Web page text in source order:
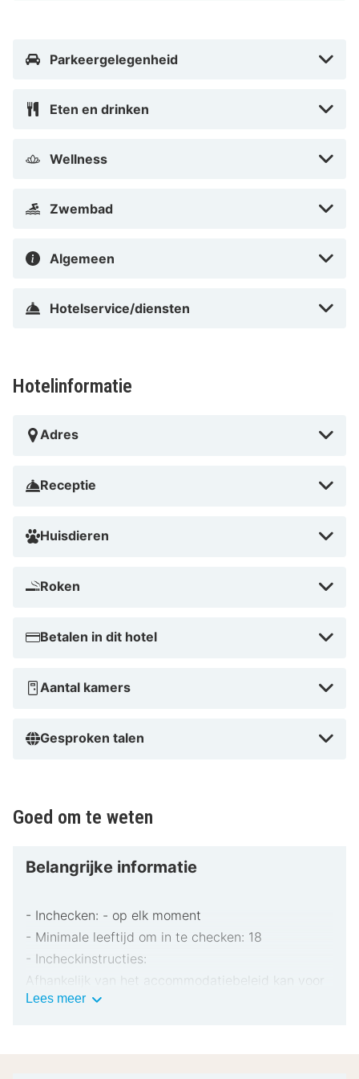
ligt op 0,8 km van Staatsopera Wenen en op 0,8 km
Parkeergelegenheid
Eten en drinken
Wellness
Zwembad
Algemeen
Hotelservice/diensten
Hotelinformatie
Adres
Receptie
Huisdieren
Roken
Betalen in dit hotel
Aantal kamers
Gesproken talen
Goed om te weten
Belangrijke informatie
- Inchecken: - op elk moment
- Minimale leeftijd om in te checken: 18
- Incheckinstructies:
Afhankelijk van het accommodatiebeleid kan voor
extra personen een toeslag in rekening worden
Lees meerBelangrijke